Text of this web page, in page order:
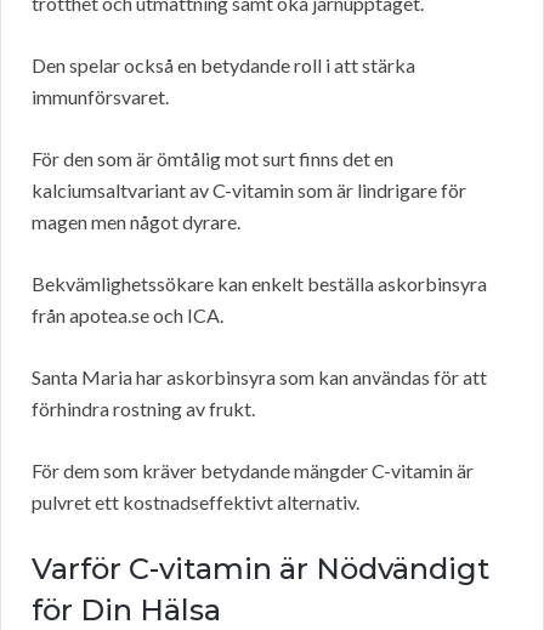
Den spelar också en betydande roll i att stärka
immunförsvaret.
För den som är ömtålig mot surt finns det en
kalciumsaltvariant av C-vitamin som är lindrigare för
magen men något dyrare.
Bekvämlighetssökare kan enkelt beställa askorbinsyra
från apotea.se och ICA.
Santa Maria har askorbinsyra som kan användas för att
förhindra rostning av frukt.
För dem som kräver betydande mängder C-vitamin är
pulvret ett kostnadseffektivt alternativ.
Varför C-vitamin är Nödvändigt
för Din Hälsa